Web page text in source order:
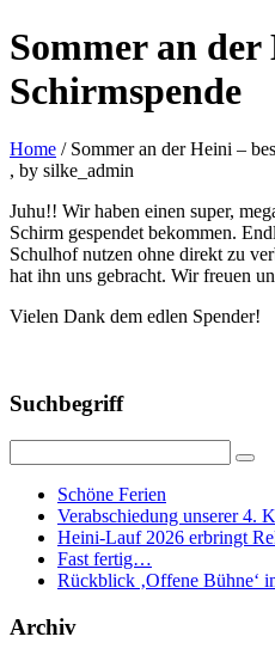
Sommer an der
Schirmspende
Home / Sommer an der Heini –
, by silke_admin
Juhu!! Wir haben einen super,
Schirm gespendet bekommen.
Schulhof nutzen ohne direkt zu
hat ihn uns gebracht. Wir freuen
Vielen Dank dem edlen Spender!
Suchbegriff
Schöne Ferien
Verabschiedung unserer 4.
Heini-Lauf 2026 erbringt
Fast fertig…
Rückblick ‚Offene Bühne‘
Archiv